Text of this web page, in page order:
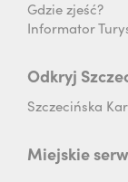
Gdzie zjeść?
Informator
Odkryj
Szczecińska
Miejskie